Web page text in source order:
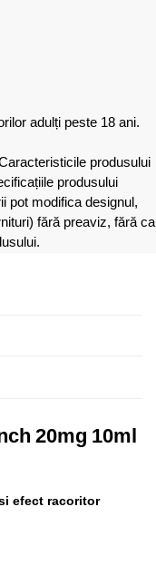
adulți peste 18 ani.
produsului
produsului
pot modifica designul,
fără preaviz, fără ca
20mg 10ml
efect racoritor